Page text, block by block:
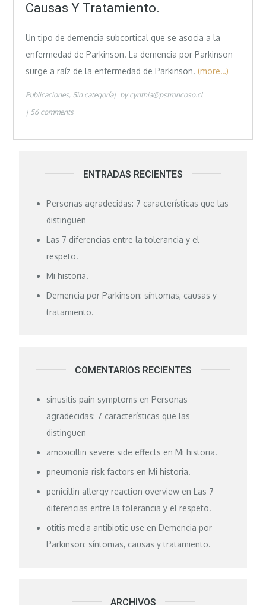
Causas Y Tratamiento.
Un tipo de demencia subcortical que se asocia a la
enfermedad de Parkinson. La demencia por Parkinson
surge a raíz de la enfermedad de Parkinson. (more…)
Publicaciones Sin categoría by cynthia@pstroncoso.cl
56 comments
ENTRADAS RECIENTES
Personas agradecidas: 7 características que las
distinguen
Las 7 diferencias entre la tolerancia y el
respeto.
Mi historia.
Demencia por Parkinson: síntomas, causas y
tratamiento.
COMENTARIOS RECIENTES
sinusitis pain symptoms enPersonas
agradecidas: 7 características que las
distinguen
amoxicillin severe side effects enMi historia.
pneumonia risk factors enMi historia.
penicillin allergy reaction overview enLas 7
diferencias entre la tolerancia y el respeto.
otitis media antibiotic use enDemencia por
Parkinson: síntomas, causas y tratamiento.
ARCHIVOS